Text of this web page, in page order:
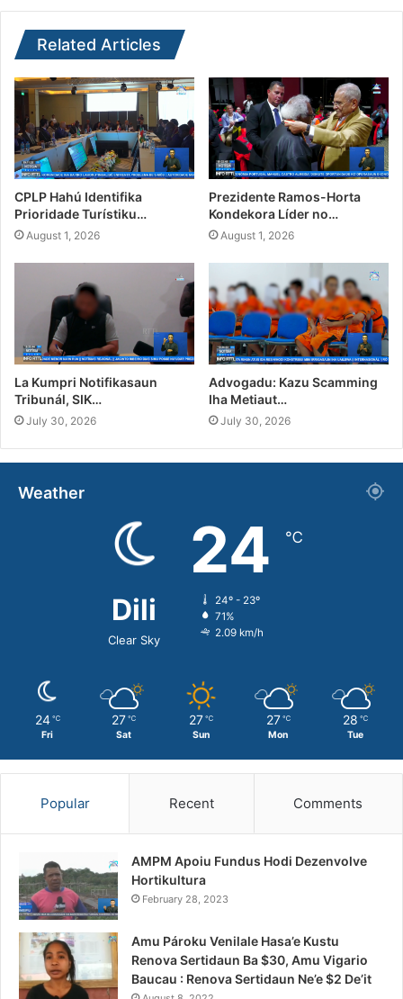
Related Articles
CPLP Hahú Identifika
Prioridade Turístiku…
August 1, 2026
Prezidente Ramos-Horta
Kondekora Líder no…
August 1, 2026
La Kumpri Notifikasaun
Tribunál, SIK…
July 30, 2026
Advogadu: Kazu Scamming
Iha Metiaut…
July 30, 2026
Weather
Dili
Clear Sky
24 ℃
24º - 23º
71%
2.09 km/h
24 ℃
Fri
27 ℃
Sat
27 ℃
Sun
27 ℃
Mon
28 ℃
Tue
Popular Recent Comments
AMPM Apoiu Fundus Hodi Dezenvolve
Hortikultura
February 28, 2023
Amu Pároku Venilale Hasa’e Kustu
Renova Sertidaun Ba $30, Amu Vigario
Baucau : Renova Sertidaun Ne’e $2 De’it